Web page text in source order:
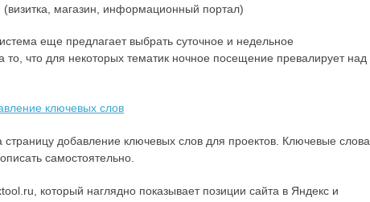
(визитка, магазин, информационный портал)
еще предлагает выбрать суточное и недельное
что для некоторых тематик ночное посещение превалирует над
добавление ключевых слов для проектов. Ключевые слова
самостоятельно.
который наглядно показывает позиции сайта в Яндекс и